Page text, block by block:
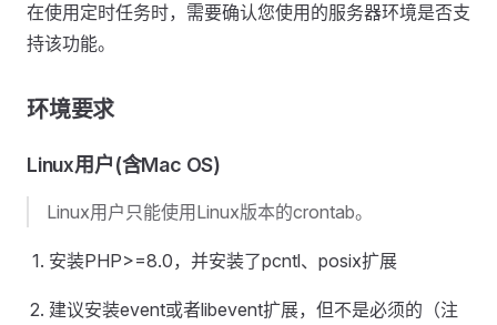
在使用定时任务时，需要确认您使用的服务器环境是否支
持该功能。
环境要求
Linux用户(含Mac OS)
Linux用户只能使用Linux版本的crontab。
安装PHP>=8.0，并安装了pcntl、posix扩展
建议安装event或者libevent扩展，但不是必须的（注